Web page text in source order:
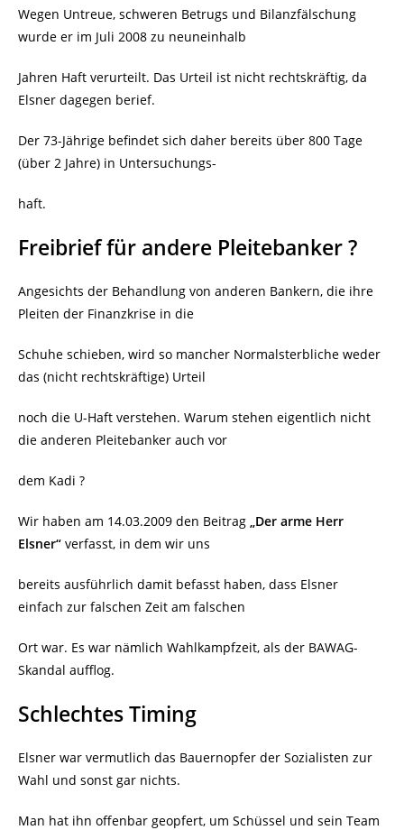
Wegen Untreue, schweren Betrugs und Bilanzfälschung
wurde er im Juli 2008 zu neuneinhalb
Jahren Haft verurteilt. Das Urteil ist nicht rechtskräftig, da
Elsner dagegen berief.
Der 73-Jährige befindet sich daher bereits über 800 Tage
(über 2 Jahre) in Untersuchungs-
haft.
Freibrief für andere Pleitebanker ?
Angesichts der Behandlung von anderen Bankern, die ihre
Pleiten der Finanzkrise in die
Schuhe schieben, wird so mancher Normalsterbliche weder
das (nicht rechtskräftige) Urteil
noch die U-Haft verstehen. Warum stehen eigentlich nicht
die anderen Pleitebanker auch vor
dem Kadi ?
Wir haben am 14.03.2009 den Beitrag „Der arme Herr
Elsner“ verfasst, in dem wir uns
bereits ausführlich damit befasst haben, dass Elsner
einfach zur falschen Zeit am falschen
Ort war. Es war nämlich Wahlkampfzeit, als der BAWAG-
Skandal aufflog.
Schlechtes Timing
Elsner war vermutlich das Bauernopfer der Sozialisten zur
Wahl und sonst gar nichts.
Man hat ihn offenbar geopfert, um Schüssel und sein Team